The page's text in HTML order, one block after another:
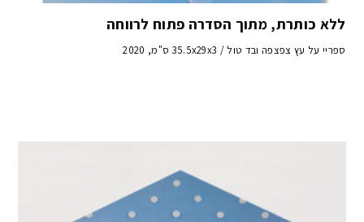
ללא כותרת, מתוך הסדרה פתוח לרווחה
ספריי על עץ צפצפה ובד טול / 35.5x29x3 ס"מ, 2020